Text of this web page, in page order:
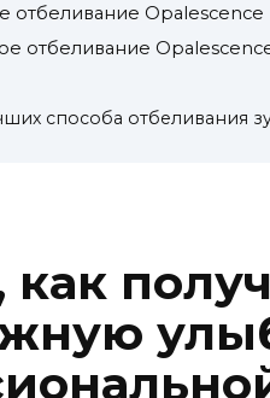
отбеливание Opalescence
отбеливание
способа отбеливания
как